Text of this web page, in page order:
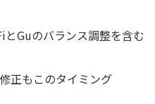
Guのバランス調整を含む
正もこのタイミング